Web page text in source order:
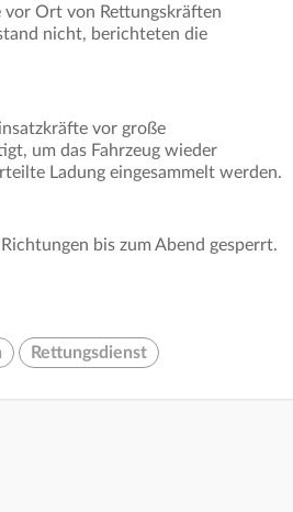
Ort von Rettungskräften
nicht, berichteten die
vor große
um das Fahrzeug wieder
Ladung eingesammelt werden.
bis zum Abend gesperrt.
Rettungsdienst